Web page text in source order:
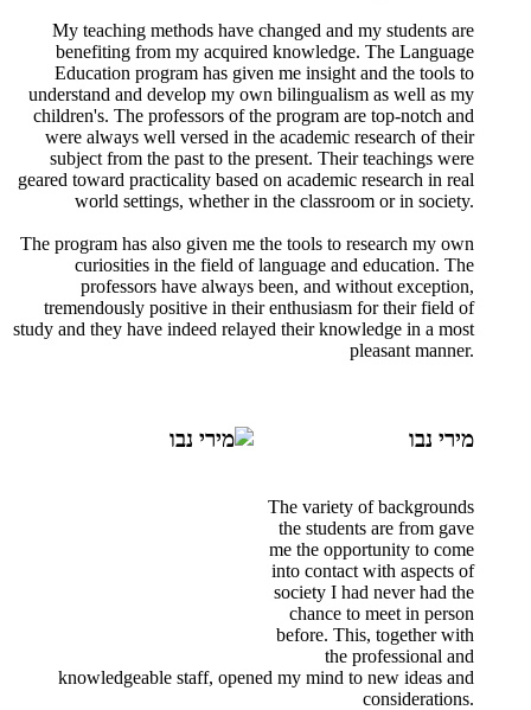
My teaching methods have changed and my students are
benefiting from my acquired knowledge. The Language
Education program has given me insight and the tools to
understand and develop my own bilingualism as well as my
children's. The professors of the program are top-notch and
were always well versed in the academic research of their
subject from the past to the present. Their teachings were
geared toward practicality based on academic research in real
world settings, whether in the classroom or in society.
The program has also given me the tools to research my own
curiosities in the field of language and education. The
professors have always been, and without exception,
tremendously positive in their enthusiasm for their field of
study and they have indeed relayed their knowledge in a most
pleasant manner.
מירי נבו
The variety of backgrounds
the students are from gave
me the opportunity to come
into contact with aspects of
society I had never had the
chance to meet in person
before. This, together with
the professional and
knowledgeable staff, opened my mind to new ideas and
considerations.